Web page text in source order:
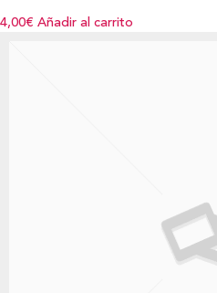
4,00€ Añadir al carrito